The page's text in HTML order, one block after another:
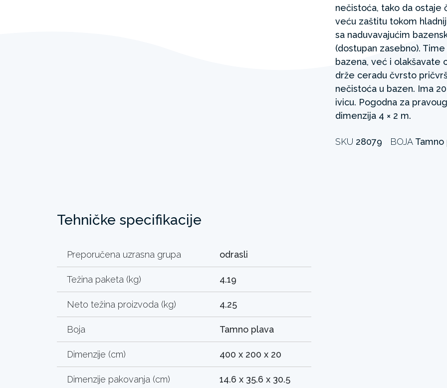
nečistoća, tako da ostaje
veću zaštitu tokom
sa naduvavajućim
(dostupan zasebno).
bazena, već i olakšavate
drže ceradu čvrsto
nečistoća u bazen. Ima
ivicu. Pogodna za
dimenzija 4 × 2 m.
SKU 28079 BOJA Tamno
Tehničke specifikacije
Preporučena uzrasna grupa odrasli
Težina paketa (kg) 4.19
Neto težina proizvoda (kg) 4.25
Boja Tamno plava
Dimenzije (cm) 400 x 200 x 20
Dimenzije pakovanja (cm) 14.6 x 35.6 x 30.5